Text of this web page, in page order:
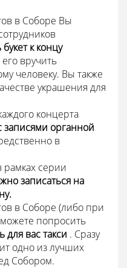
в Соборе Вы
к концу
вручить
человеку. Вы также
украшения для
концерта
записями органной
в
рамках серии
записаться на
в Соборе (либо при
попросить
для вас такси . Сразу
одно из лучших
Собором.